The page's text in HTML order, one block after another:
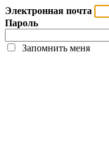
Электронная почта
Пароль
Запомнить меня